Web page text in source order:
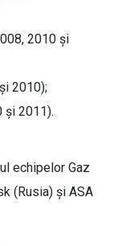
2010 și
2010);
și 2011).
echipelor Gaz
(Rusia) și ASA